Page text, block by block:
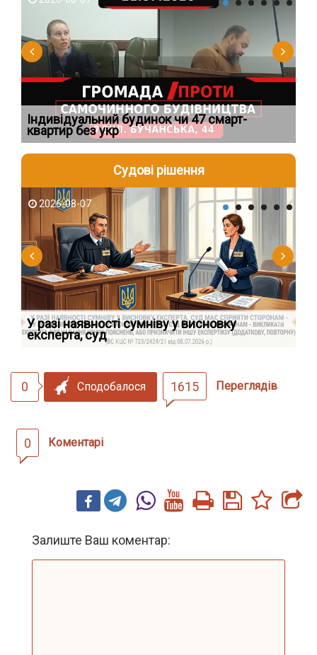
Індивідуальний будинок чи 47 смарт-
квартир без укр
Судові рішення
2026-08-07
У разі наявності сумніву у висновку
експерта, суд
0 Сподобалося 1615 Переглядів
0 Коментарі
Залиште Ваш коментар: